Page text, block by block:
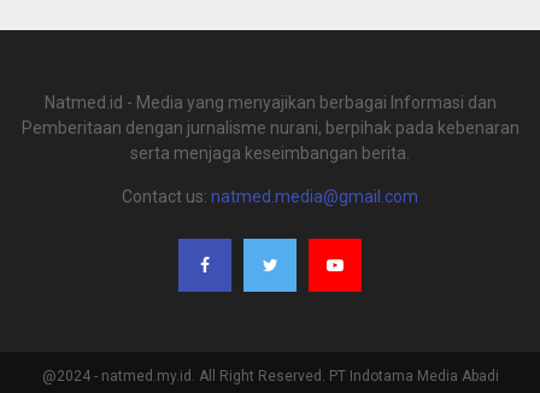
Natmed.id - Media yang menyajikan berbagai Informasi dan
Pemberitaan dengan jurnalisme nurani, berpihak pada kebenaran
serta menjaga keseimbangan berita.
Contact us: natmed.media@gmail.com
@2024 - natmed.my.id. All Right Reserved. PT Indotama Media Abadi